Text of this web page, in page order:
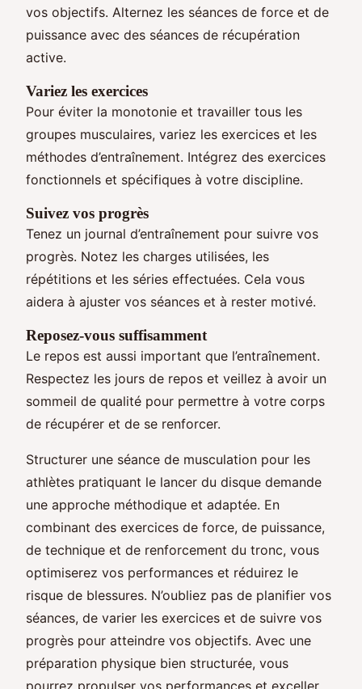
vos objectifs. Alternez les séances de force et de
puissance avec des séances de récupération
active.
Variez les exercices
Pour éviter la monotonie et travailler tous les
groupes musculaires, variez les exercices et les
méthodes d’entraînement. Intégrez des exercices
fonctionnels et spécifiques à votre discipline.
Suivez vos progrès
Tenez un journal d’entraînement pour suivre vos
progrès. Notez les charges utilisées, les
répétitions et les séries effectuées. Cela vous
aidera à ajuster vos séances et à rester motivé.
Reposez-vous suffisamment
Le repos est aussi important que l’entraînement.
Respectez les jours de repos et veillez à avoir un
sommeil de qualité pour permettre à votre corps
de récupérer et de se renforcer.
Structurer une séance de musculation pour les
athlètes pratiquant le lancer du disque demande
une approche méthodique et adaptée. En
combinant des exercices de force, de puissance,
de technique et de renforcement du tronc, vous
optimiserez vos performances et réduirez le
risque de blessures. N’oubliez pas de planifier vos
séances, de varier les exercices et de suivre vos
progrès pour atteindre vos objectifs. Avec une
préparation physique bien structurée, vous